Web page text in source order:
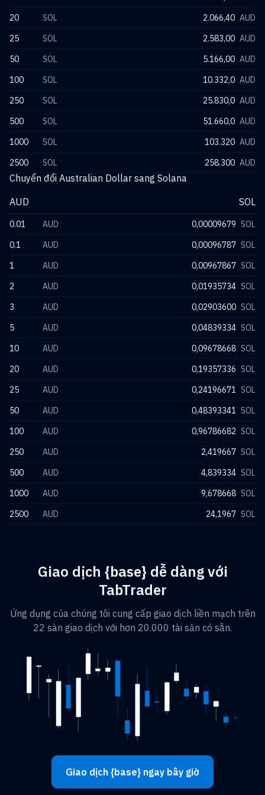
20
SOL 2.066,40 AUD
25
SOL 2.583,00 AUD
50
SOL 5.166,00 AUD
100
SOL 10.332,0 AUD
250
SOL 25.830,0 AUD
500
SOL 51.660,0 AUD
1000
SOL 103.320 AUD
2500
SOL 258.300 AUD
Chuyển đổi Australian Dollar sang Solana
AUD
SOL
0.01 AUD 0,00009679 SOL
0.1
AUD 0,00096787 SOL
1
AUD 0,00967867 SOL
2
AUD 0,01935734 SOL
3
AUD 0,02903600 SOL
5
AUD 0,04839334 SOL
10
AUD 0,09678668 SOL
20
AUD 0,19357336 SOL
25
AUD 0,24196671 SOL
50
AUD 0,48393341 SOL
100
AUD 0,96786682 SOL
250
AUD 2,419667 SOL
500
AUD 4,839334 SOL
1000
AUD 9,678668 SOL
2500
AUD 24,1967 SOL
Giao dịch {base} dễ dàng với
TabTrader
Ứng dụng của chúng tôi cung cấp giao dịch liền mạch trên
22 sàn giao dịch với hơn 20.000 tài sản có sẵn.
Giao dịch {base} ngay bây giờ